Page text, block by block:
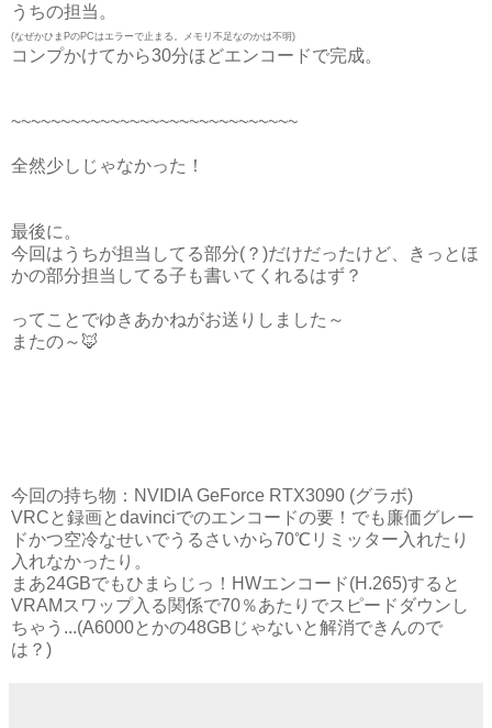
うちの担当。
(なぜかひまPのPCはエラーで止まる。メモリ不足なのかは不明)
コンプかけてから30分ほどエンコードで完成。
~~~~~~~~~~~~~~~~~~~~~~~~~~~~~
全然少しじゃなかった！
最後に。
今回はうちが担当してる部分(？)だけだったけど、
きっとほ
かの部分担当してる子も書いてくれるはず？
ってことでゆきあかねがお送りしました～
またの～🦊
今回の持ち物：NVIDIA GeForce RTX3090 (グラボ)
VRCと録画とdavinciでのエンコードの要！でも廉価グレー
ドかつ空冷なせいでうるさいから70℃リミッター入れたり
入れなかったり。
まあ24GBでもひまらじっ！HWエンコード(H.265)すると
VRAMスワップ入る関係で70％あたりでスピードダウンし
ちゃう...(A6000とかの48GBじゃないと解消できんので
は？)